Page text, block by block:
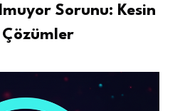
Sorunu: Kesin
Çözümler